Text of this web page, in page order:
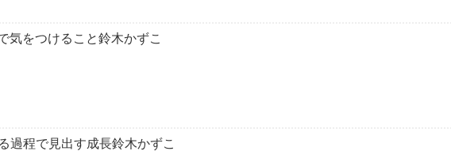
気をつけること鈴木かずこ
程で見出す成長鈴木かずこ